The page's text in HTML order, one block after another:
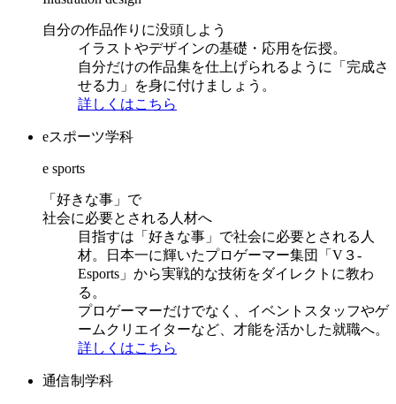
自分の作品作りに没頭しよう
イラストやデザインの基礎・応用を伝授。
自分だけの作品集を仕上げられるように「完成さ
せる力」を身に付けましょう。
詳しくはこちら
eスポーツ学科
e sports
「好きな事」で
社会に必要とされる人材へ
目指すは「好きな事」で社会に必要とされる人
材。日本一に輝いたプロゲーマー集団「V３-
Esports」から実戦的な技術をダイレクトに教わ
る。
プロゲーマーだけでなく、イベントスタッフやゲ
ームクリエイターなど、才能を活かした就職へ。
詳しくはこちら
通信制学科